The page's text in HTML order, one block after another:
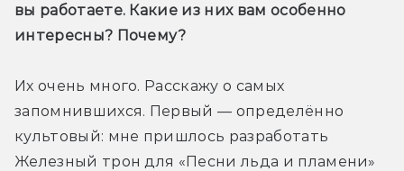
вы работаете. Какие из них вам особенно
интересны? Почему?
Их очень много. Расскажу о самых
запомнившихся. Первый — определённо
культовый: мне пришлось разработать
Железный трон для «Песни льда и пламени»